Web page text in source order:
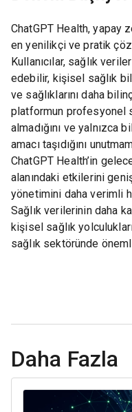
ChatGPT Health, yapay
en yenilikçi ve pratik
Kullanıcılar, sağlık
edebilir, kişisel sağlık
ve sağlıklarını daha
platformun profesyonel
almadığını ve yalnızca
amacı taşıdığını
ChatGPT Health’in
alanındaki etkilerini
yönetimini daha verimli
Sağlık verilerinin daha
kişisel sağlık
sağlık sektöründe
Daha Fazla